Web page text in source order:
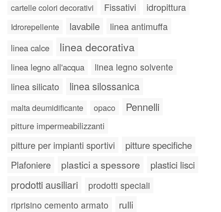
cartelle colori decorativi Fissativi idropittura
Idrorepellente lavabile linea antimuffa
linea calce linea decorativa
linea legno all'acqua linea legno solvente
linea silicato linea silossanica
malta deumidificante opaco Pennelli
pitture impermeabilizzanti
pitture per impianti sportivi pitture specifiche
Plafoniere plastici a spessore plastici lisci
prodotti ausiliari
prodotti speciali
riprisino cemento armato
rulli